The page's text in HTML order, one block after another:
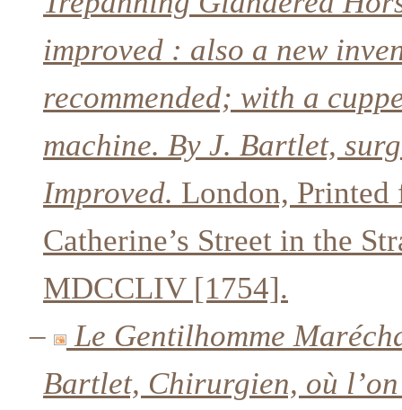
improved : also a new
recommended; with a
machine. By J. Bartlet,
Improved. London, Printed
Catherine’s Street in the
MDCCLIV [1754].
–
Le Gentilhomme
Bartlet, Chirurgien, où